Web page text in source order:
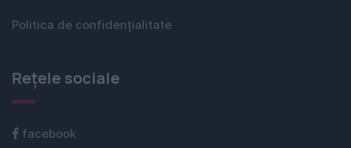
Politica de confidențialitate
Rețele sociale
facebook